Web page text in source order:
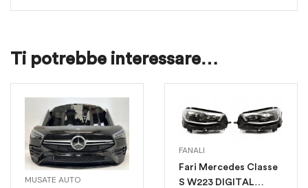
Ti potrebbe interessare…
MUSATE AUTO
FANALI
Fari Mercedes Classe
S W223 DIGITAL